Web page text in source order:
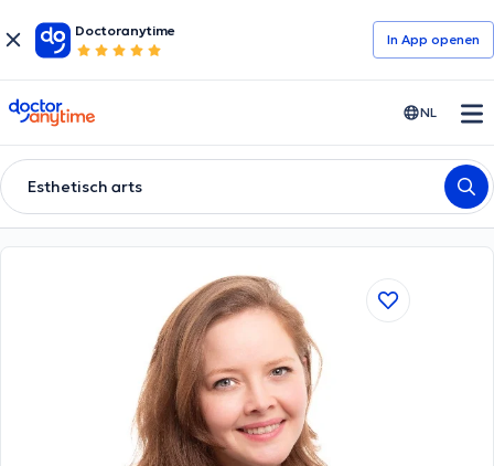
Doctoranytime
In App openen
doctoranytime NL
Esthetisch arts